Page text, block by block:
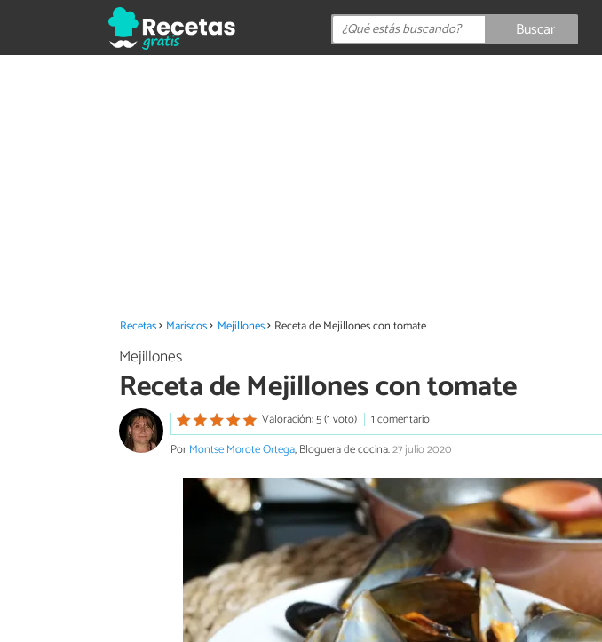
Buscar
Recetas Mariscos Mejillones Receta de Mejillones con tomate
Mejillones
Receta de Mejillones con tomate
Valoración: 5 (1 voto)
1 comentario
PorMontse Morote Ortega, Bloguera de cocina.27 julio 2020